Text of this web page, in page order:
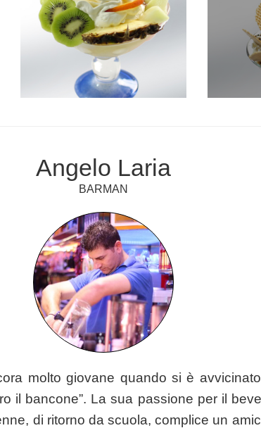
Angelo Laria
BARMAN
molto giovane quando si è
il bancone”. La sua passione per il
di ritorno da scuola, complice un